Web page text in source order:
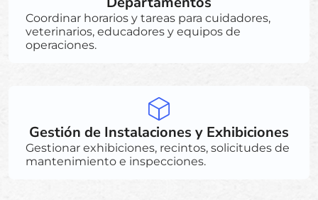
Coordinar horarios y tareas para cuidadores,
veterinarios, educadores y equipos de
operaciones.
Gestión de Instalaciones y Exhibiciones
Gestionar exhibiciones, recintos, solicitudes de
mantenimiento e inspecciones.